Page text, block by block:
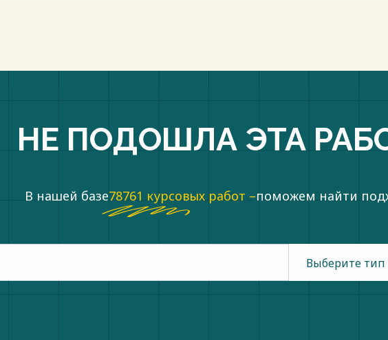
НЕ ПОДОШЛА ЭТА
В нашей базе78761 курсовых работ –поможем найти
Выберите тип